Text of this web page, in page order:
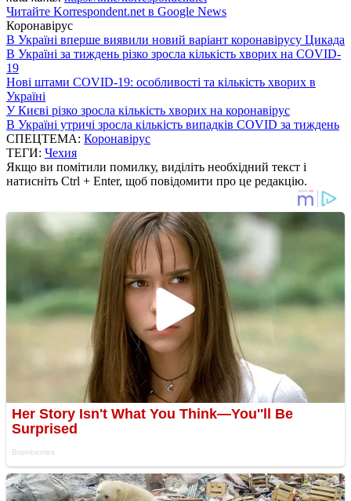
Читайте Korrespondent.net в Google News
Коронавірус
В Україні вперше виявили новий варіант коронавірусу Цикада
В Україні за тиждень різко зросла кількість хворих на COVID-
19
Нові штами COVID-19: особливості та кількість хворих в
Україні
У Києві різко зросла кількість хворих на коронавірус
В Україні утричі зросла кількість випадків COVID за тиждень
СПЕЦТЕМА: Коронавірус
ТЕГИ: Чехия
Якщо ви помітили помилку, виділіть необхідний текст і
натисніть Ctrl + Enter, щоб повідомити про це редакцію.